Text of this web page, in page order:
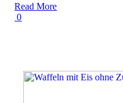
Read More
0